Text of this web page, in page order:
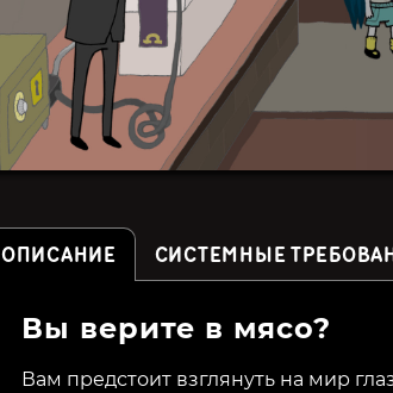
ОПИСАНИЕ СИСТЕМНЫЕ
Вы верите в мясо?
Вам предстоит взглянуть на мир